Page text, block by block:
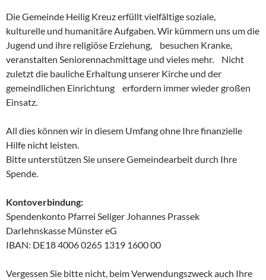
Die Gemeinde Heilig Kreuz erfüllt vielfältige soziale,
kulturelle und humanitäre Aufgaben. Wir kümmern uns um die
Jugend und ihre religiöse Erziehung, besuchen Kranke,
veranstalten Seniorennachmittage und vieles mehr. Nicht
zuletzt die bauliche Erhaltung unserer Kirche und der
gemeindlichen Einrichtung erfordern immer wieder großen
Einsatz.
All dies können wir in diesem Umfang ohne Ihre finanzielle
Hilfe nicht leisten.
Bitte unterstützen Sie unsere Gemeindearbeit durch Ihre
Spende.
Kontoverbindung:
Spendenkonto Pfarrei Seliger Johannes Prassek
Darlehnskasse Münster eG
IBAN: DE18 4006 0265 1319 1600 00
Vergessen Sie bitte nicht, beim Verwendungszweck auch Ihre